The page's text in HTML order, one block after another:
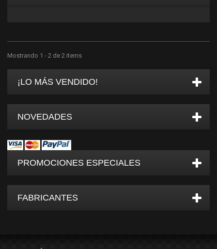
Mostrando 1 - 2 de 2 items
¡LO MÁS VENDIDO!
NOVEDADES
PROMOCIONES ESPECIALES
FABRICANTES